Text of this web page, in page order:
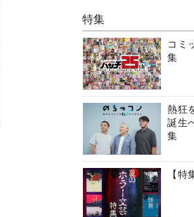
特集
コミ
集
熱狂
誕生
集
【